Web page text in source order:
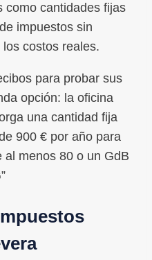
como cantidades fijas
impuestos sin
costos reales.
para probar sus
opción: la oficina
una cantidad fija
900 € por año para
al menos 80 o un GdB